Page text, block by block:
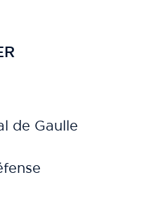
de Gaulle